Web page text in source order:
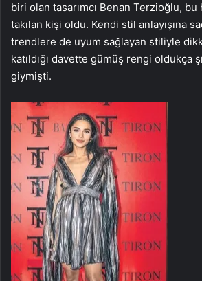
biri olan tasarımcı Benan Terzioğlu, bu
takılan kişi oldu. Kendi stil anlayışına
trendlere de uyum sağlayan stiliyle
katıldığı davette gümüş rengi oldukça
giymişti.